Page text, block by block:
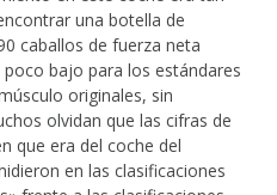
una botella de
caballos de fuerza neta
bajo para los estándares
originales, sin
olvidan que las cifras de
que era del coche del
en las clasificaciones